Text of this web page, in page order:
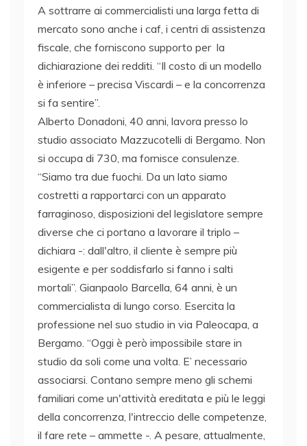
A sottrarre ai commercialisti una larga fetta di
mercato sono anche i caf, i centri di assistenza
fiscale, che forniscono supporto per la
dichiarazione dei redditi. “Il costo di un modello
è inferiore – precisa Viscardi – e la concorrenza
si fa sentire”.
Alberto Donadoni, 40 anni, lavora presso lo
studio associato Mazzucotelli di Bergamo. Non
si occupa di 730, ma fornisce consulenze.
“Siamo tra due fuochi. Da un lato siamo
costretti a rapportarci con un apparato
farraginoso, disposizioni del legislatore sempre
diverse che ci portano a lavorare il triplo –
dichiara -: dall'altro, il cliente è sempre più
esigente e per soddisfarlo si fanno i salti
mortali”. Gianpaolo Barcella, 64 anni, è un
commercialista di lungo corso. Esercita la
professione nel suo studio in via Paleocapa, a
Bergamo. “Oggi è però impossibile stare in
studio da soli come una volta. E’ necessario
associarsi. Contano sempre meno gli schemi
familiari come un'attività ereditata e più le leggi
della concorrenza, l'intreccio delle competenze,
il fare rete – ammette -. A pesare, attualmente,